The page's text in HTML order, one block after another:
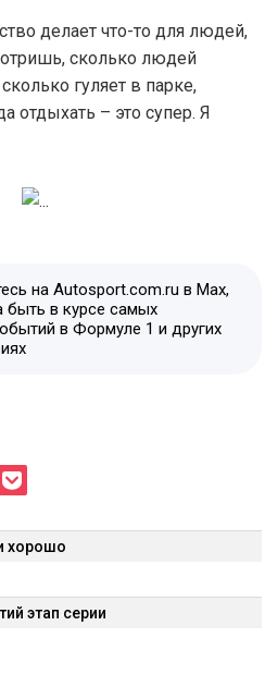
делает что-то для людей,
сколько людей
гуляет в парке,
отдыхать – это супер. Я
на Autosport.com.ru в Max,
быть в курсе самых
в Формуле 1 и других
хорошо
этап серии